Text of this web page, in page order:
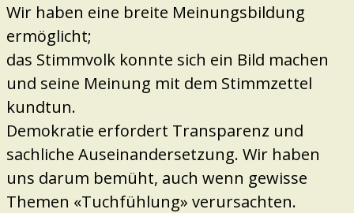
Wir haben eine breite Meinungsbildung
ermöglicht;
das Stimmvolk konnte sich ein Bild machen
und seine Meinung mit dem Stimmzettel
kundtun.
Demokratie erfordert Transparenz und
sachliche Auseinandersetzung. Wir haben
uns darum bemüht, auch wenn gewisse
Themen «Tuchfühlung» verursachten.